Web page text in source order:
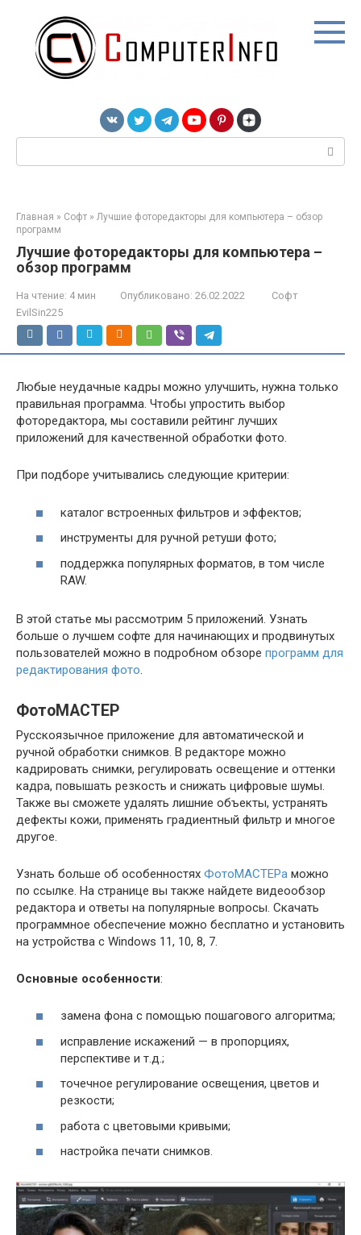
контенту
Главная » Софт » Лучшие фоторедакторы для компьютера – обзор
программ
Лучшие фоторедакторы для компьютера –
обзор программ
На чтение: 4 мин Опубликовано: 26.02.2022
Софт
EvilSin225
Любые неудачные кадры можно улучшить, нужна только
правильная программа. Чтобы упростить выбор
фоторедактора, мы составили рейтинг лучших
приложений для качественной обработки фото.
При подборе учитывались следующие критерии:
каталог встроенных фильтров и эффектов;
инструменты для ручной ретуши фото;
поддержка популярных форматов, в том числе
RAW.
В этой статье мы рассмотрим 5 приложений. Узнать
больше о лучшем софте для начинающих и продвинутых
пользователей можно в подробном обзоре программ для
редактирования фото
ФотоМАСТЕР
Русскоязычное приложение для автоматической и
ручной обработки снимков. В редакторе можно
кадрировать снимки, регулировать освещение и оттенки
кадра, повышать резкость и снижать цифровые шумы.
Также вы сможете удалять лишние объекты, устранять
дефекты кожи, применять градиентный фильтр и многое
другое.
Узнать больше об особенностях ФотоМАСТЕРа можно
по ссылке. На странице вы также найдете видеообзор
редактора и ответы на популярные вопросы. Скачать
программное обеспечение можно бесплатно и установить
на устройства с Windows 11, 10, 8, 7.
Основные особенности:
замена фона с помощью пошагового алгоритма;
исправление искажений — в пропорциях,
перспективе и т.д.;
точечное регулирование освещения, цветов и
резкости;
работа с цветовыми кривыми;
настройка печати снимков.